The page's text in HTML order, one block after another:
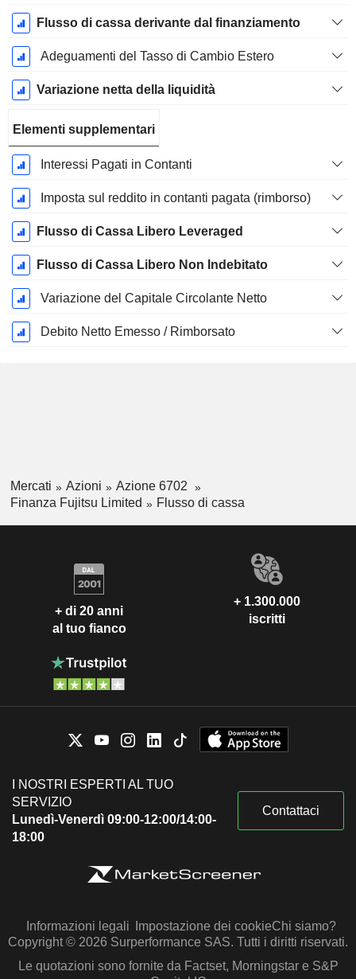
Flusso di cassa derivante dal finanziamento
Adeguamenti del Tasso di Cambio Estero
Variazione netta della liquidità
Elementi supplementari
Interessi Pagati in Contanti
Imposta sul reddito in contanti pagata (rimborso)
Flusso di Cassa Libero Leveraged
Flusso di Cassa Libero Non Indebitato
Variazione del Capitale Circolante Netto
Debito Netto Emesso / Rimborsato
Mercati Azioni
Azione 6702
Finanza Fujitsu Limited
Flusso di cassa
+ di 20 anni
al tuo fianco
+ 1.300.000
iscritti
I NOSTRI ESPERTI AL TUO
SERVIZIO
Lunedì-Venerdì 09:00-12:00/14:00-
18:00
Contattaci
Informazioni legali Impostazione dei cookieChi siamo?
Copyright © 2026 Surperformance SAS. Tutti i diritti riservati.
Le quotazioni sono fornite da Factset, Morningstar e S&P